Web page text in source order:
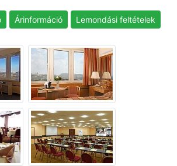
Árinformáció Lemondási feltételek